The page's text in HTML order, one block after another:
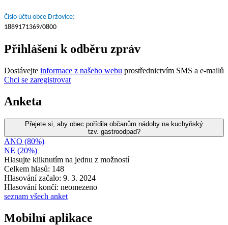
Číslo účtu obce Držovice:
1889171369/0800
Přihlášení k odběru zpráv
Dostávejte informace z našeho webu prostřednictvím SMS a e-mailů
Chci se zaregistrovat
Anketa
Přejete si, aby obec pořídila občanům nádoby na kuchyňský
tzv. gastroodpad?
ANO (80%)
NE (20%)
Hlasujte kliknutím na jednu z možností
Celkem hlasů: 148
Hlasování začalo: 9. 3. 2024
Hlasování končí: neomezeno
seznam všech anket
Mobilní aplikace